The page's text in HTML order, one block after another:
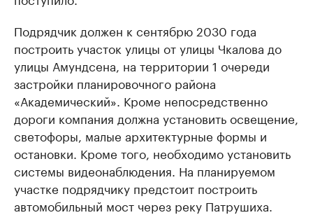
Подрядчик должен к сентябрю 2030 года
построить участок улицы от улицы Чкалова до
улицы Амундсена, на территории 1 очереди
застройки планировочного района
«Академический». Кроме непосредственно
дороги компания должна установить освещение,
светофоры, малые архитектурные формы и
остановки. Кроме того, необходимо установить
системы видеонаблюдения. На планируемом
участке подрядчику предстоит построить
автомобильный мост через реку Патрушиха.